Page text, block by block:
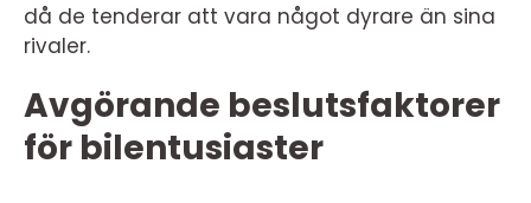
då de tenderar att vara något dyrare än sina
rivaler.
Avgörande beslutsfaktorer
för bilentusiaster